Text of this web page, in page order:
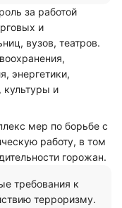
за работой
и
вузов, театров.
энергетики,
культуры и
мер по борьбе с
работу, в том
горожан.
требования к
терроризму.